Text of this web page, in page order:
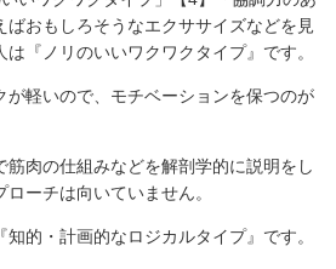
ばおもしろそうなエクササイズなどを見
『ノリのいいワクワクタイプ』です。
が軽いので、モチベーションを保つのが
筋肉の仕組みなどを解剖学的に説明をし
ーチは向いていません。
的・計画的なロジカルタイプ』です。